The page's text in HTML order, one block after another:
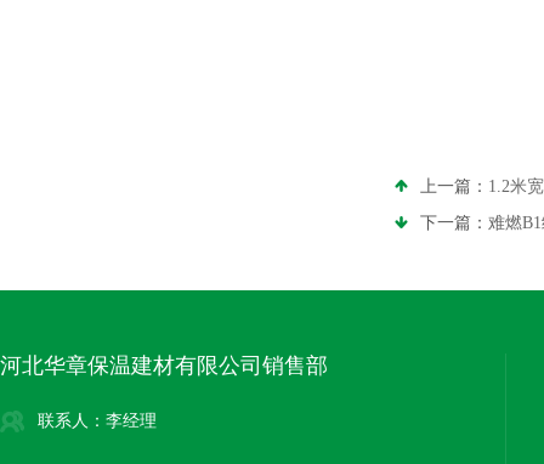
上一篇： 1.2米
下一篇： 难燃
河北华章保温建材有限公司销售部
联系人：李经理